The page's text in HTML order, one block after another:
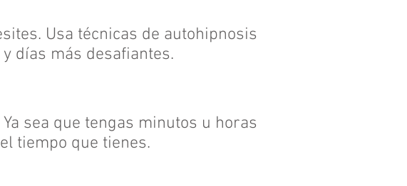
Usa técnicas de autohipnosis
días más desafiantes.
sea que tengas minutos u horas
tiempo que tienes.